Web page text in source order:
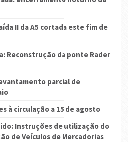
II da A5 cortada este fim de
Reconstrução da ponte Rader
parcial de
à circulação a 15 de agosto
Instruções de utilização do
de Veículos de Mercadorias